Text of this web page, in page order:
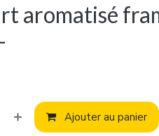
aromatisé
Ajouter au panier